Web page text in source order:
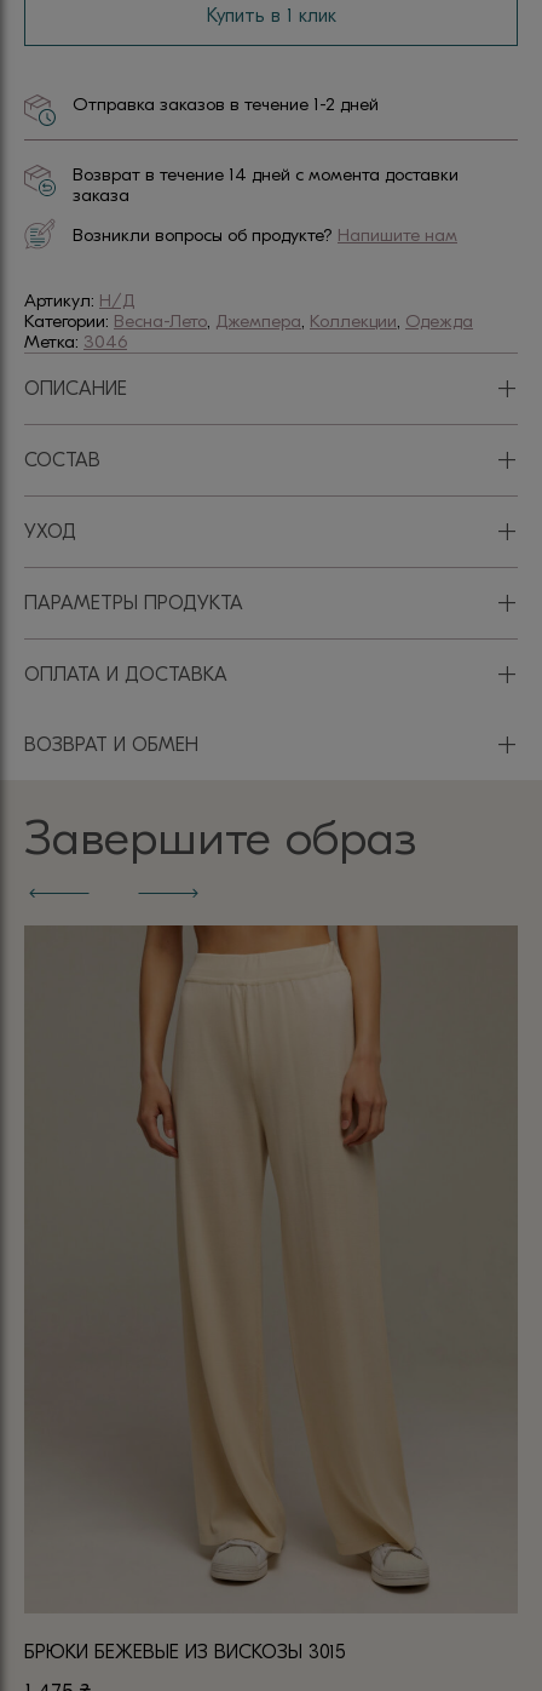
Купить в 1 клик
Отправка заказов в течение 1-2 дней
Возврат в течение 14 дней с момента доставки
заказа
Возникли вопросы об продукте? Напишите нам
Артикул: Н/Д
Категории: Весна-Лето, Джемпера, Коллекции, Одежда
Метка: 3046
ОПИСАНИЕ +
СОСТАВ +
УХОД +
ПАРАМЕТРЫ ПРОДУКТА +
ОПЛАТА И ДОСТАВКА +
ВОЗВРАТ И ОБМЕН +
Завершите образ
БРЮКИ БЕЖЕВЫЕ ИЗ ВИСКОЗЫ 3015